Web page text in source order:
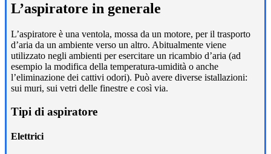
L’aspiratore in generale
L’aspiratore è una ventola, mossa da un motore, per il trasporto
d’aria da un ambiente verso un altro. Abitualmente viene
utilizzato negli ambienti per esercitare un ricambio d’aria (ad
esempio la modifica della temperatura-umidità o anche
l’eliminazione dei cattivi odori). Può avere diverse istallazioni:
sui muri, sui vetri delle finestre e così via.
Tipi di aspiratore
Elettrici